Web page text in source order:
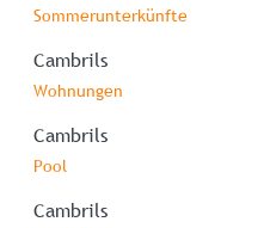
Sommerunterkünfte
Cambrils
Wohnungen
Cambrils
Pool
Cambrils